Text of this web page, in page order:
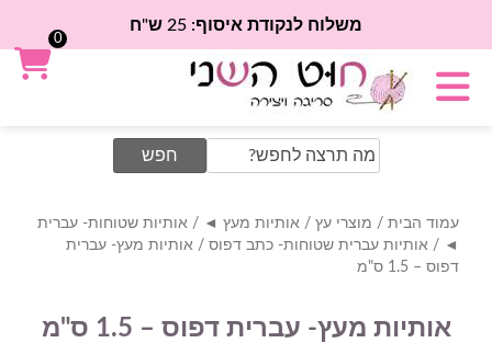
משלוח לנקודת איסוף: 25 ש"ח
Search
for:
עמוד הבית / מוצרי עץ / אותיות מעץ ◄ / אותיות שטוחות- עברית
◄
/ אותיות עברית שטוחות- כתב דפוס / אותיות מעץ- עברית
דפוס – 1.5 ס"מ
אותיות מעץ- עברית דפוס – 1.5 ס"מ
0